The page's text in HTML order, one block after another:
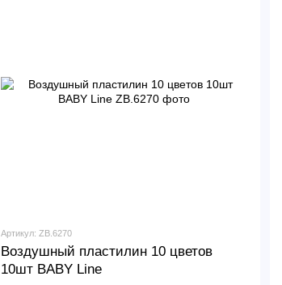
Артикул: ZB.6270
Воздушный пластилин 10 цветов
10шт BABY Line